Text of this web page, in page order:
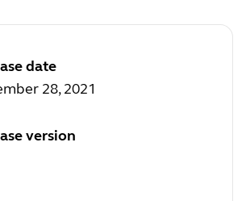
date
28, 2021
version